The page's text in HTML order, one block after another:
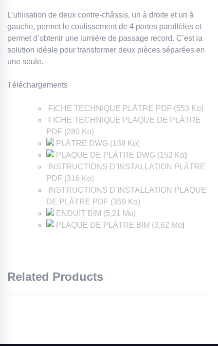
L’utilisation de deux contre-châssis, un à droite et un à
gauche, permet le coulissement de 4 portes parallèles et
permet d’obtenir une lumière de passage record. C’est la
solution idéale pour transformer deux pièces séparées en
une seule.
Téléchargements
FICHE TECHNIQUE PLÂTRE PDF (553 Ko)
FICHE TECHNIQUE PLAQUE DE PLÂTRE
PDF (280 Ko)
PLÂTRE DWG (138 Ko)
PLAQUE DE PLÂTRE DWG (152 Ko)
INSTRUCTIONS D’INSTALLATION PLÂTRE
PDF (316 Ko)
INSTRUCTIONS D’INSTALLATION PLAQUE
DE PLÂTRE PDF (359 Ko)
ENDUIT BIM (5,21 Mo)
PLAQUE DE PLÂTRE BIM (3,62 Mo)
Related Products